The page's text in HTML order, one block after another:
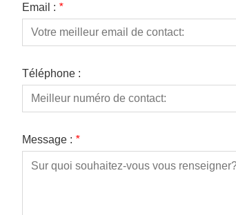
Email : *
Téléphone :
Message : *